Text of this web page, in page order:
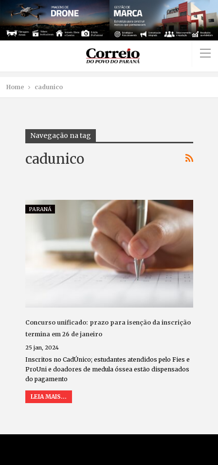
Home cadunico
Navegação na tag
cadunico
PARANÁ
Concurso unificado: prazo para isenção da inscrição
termina em 26 de janeiro
25 jan, 2024
Inscritos no CadÚnico; estudantes atendidos pelo Fies e
ProUni e doadores de medula óssea estão dispensados
do pagamento
LEIA MAIS...